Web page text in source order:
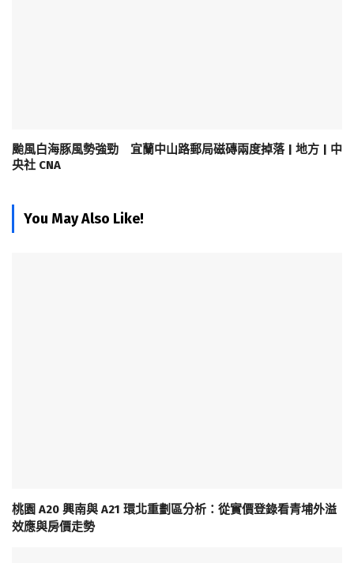
颱風白海豚風勢強勁 宜蘭中山路郵局磁磚兩度掉落 | 地方 | 中
央社 CNA
You May Also Like!
桃園 A20 興南與 A21 環北重劃區分析：從實價登錄看青埔外溢
效應與房價走勢